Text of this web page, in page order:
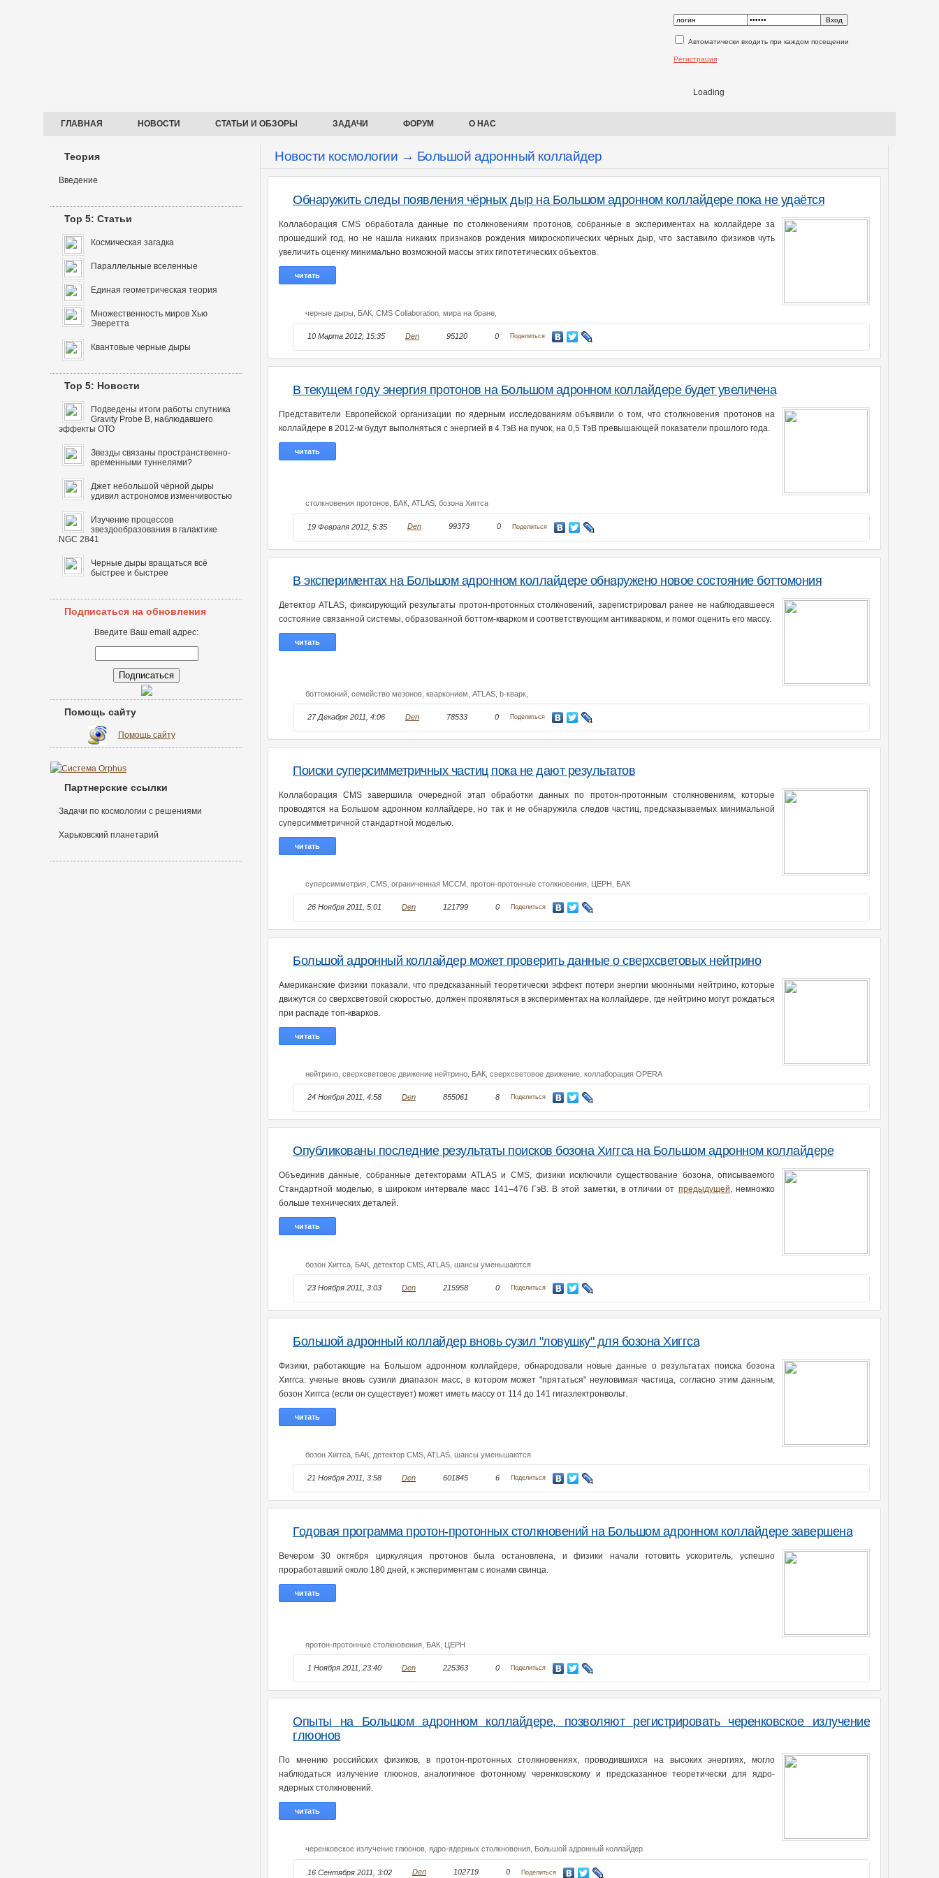
Автоматически входить при каждом посещении
Регистрация
Loading
ГЛАВНАЯ НОВОСТИ СТАТЬИ И ОБЗОРЫ ЗАДАЧИ ФОРУМ О НАС
Новости космологии → Большой адронный коллайдер
Обнаружить следы появления чёрных дыр на Большом адронном коллайдере пока не удаётся
Коллаборация CMS обработала данные по столкновениям протонов, собранные в экспериментах на коллайдере за
прошедший год, но не нашла никаких признаков рождения микроскопических чёрных дыр, что заставило физиков чуть
увеличить оценку минимально возможной массы этих гипотетических объектов.
читать
черные дыры, БАК, CMS Collaboration, мира на бране,
10 Марта 2012, 15:35 Den 95120 0 Поделиться
В текущем году энергия протонов на Большом адронном коллайдере будет увеличена
Представители Европейской организации по ядерным исследованиям объявили о том, что столкновения протонов на
коллайдере в 2012-м будут выполняться с энергией в 4 ТэВ на пучок, на 0,5 ТэВ превышающей показатели прошлого года.
читать
столкновения протонов, БАК, ATLAS, бозона Хиггса
19 Февраля 2012, 5:35 Den 99373 0 Поделиться
В экспериментах на Большом адронном коллайдере обнаружено новое состояние боттомония
Детектор ATLAS, фиксирующий результаты протон-протонных столкновений, зарегистрировал ранее не наблюдавшееся
состояние связанной системы, образованной боттом-кварком и соответствующим антикварком, и помог оценить его массу.
читать
боттомоний, семейство мезонов, кварконием, ATLAS, b-кварк,
27 Декабря 2011, 4:06 Den 78533 0 Поделиться
Поиски суперсимметричных частиц пока не дают результатов
Коллаборация CMS завершила очередной этап обработки данных по протон-протонным столкновениям, которые
проводятся на Большом адронном коллайдере, но так и не обнаружила следов частиц, предсказываемых минимальной
суперсимметричной стандартной моделью.
читать
суперсимметрия, CMS, ограниченная МССМ, протон-протонные столкновения, ЦЕРН, БАК
26 Ноября 2011, 5:01 Den 121799 0 Поделиться
Большой адронный коллайдер может проверить данные о сверхсветовых нейтрино
Американские физики показали, что предсказанный теоретически эффект потери энергии мюонными нейтрино, которые
движутся со сверхсветовой скоростью, должен проявляться в экспериментах на коллайдере, где нейтрино могут рождаться
при распаде топ-кварков.
читать
нейтрино, сверхсветовое движение нейтрино, БАК, сверхсветовое движение, коллаборация OPERA
24 Ноября 2011, 4:58 Den 855061 8 Поделиться
Опубликованы последние результаты поисков бозона Хиггса на Большом адронном коллайдере
Объединив данные, собранные детекторами ATLAS и CMS, физики исключили существование бозона, описываемого
Стандартной моделью, в широком интервале масс 141–476 ГэВ. В этой заметки, в отличии от предыдущей, немножко
больше технических деталей.
читать
бозон Хиггса, БАК, детектор CMS, ATLAS, шансы уменьшаются
23 Ноября 2011, 3:03 Den 215958 0 Поделиться
Большой адронный коллайдер вновь сузил "ловушку" для бозона Хиггса
Физики, работающие на Большом адронном коллайдере, обнародовали новые данные о результатах поиска бозона
Хиггса: ученые вновь сузили диапазон масс, в котором может "прятаться" неуловимая частица, согласно этим данным,
бозон Хиггса (если он существует) может иметь массу от 114 до 141 гигаэлектронвольт.
читать
бозон Хиггса, БАК, детектор CMS, ATLAS, шансы уменьшаются
21 Ноября 2011, 3:58 Den 601845 6 Поделиться
Годовая программа протон-протонных столкновений на Большом адронном коллайдере завершена
Вечером 30 октября циркуляция протонов была остановлена, и физики начали готовить ускоритель, успешно
проработавший около 180 дней, к экспериментам с ионами свинца.
читать
протон-протонные столкновения, БАК, ЦЕРН
1 Ноября 2011, 23:40 Den 225363 0 Поделиться
Опыты на Большом адронном коллайдере, позволяют регистрировать черенковское излучение
глюонов
По мнению российских физиков, в протон-протонных столкновениях, проводившихся на высоких энергиях, могло
наблюдаться излучение глюонов, аналогичное фотонному черенковскому и предсказанное теоретически для ядро-
ядерных столкновений.
читать
черенковское излучение глюонов, ядро-ядерных столкновения, Большой адронный коллайдер
16 Сентября 2011, 3:02 Den 102719 0 Поделиться
Теория
Введение
Top 5: Статьи
Космическая загадка
Параллельные вселенные
Единая геометрическая теория
Множественность миров Хью
Эверетта
Квантовые черные дыры
Top 5: Новости
Подведены итоги работы спутника
Gravity Probe B, наблюдавшего
эффекты ОТО
Звезды связаны пространственно-
временными туннелями?
Джет небольшой чёрной дыры
удивил астрономов изменчивостью
Изучение процессов
звездообразования в галактике
NGC 2841
Черные дыры вращаться всё
быстрее и быстрее
Подписаться на обновления
Введите Ваш email адрес:
Помощь сайту
Помощь сайту
Партнерские ссылки
Задачи по космологии с решениями
Харьковский планетарий